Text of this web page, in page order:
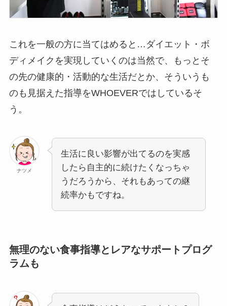
これを一般の方に当てはめると…ダイエット・ボ
ディメイクを実現していくのは当然で、もっとそ
の先の健康的・活動的な生活だとか、そういうも
のも見据えた指導をWHOEVERではしているそ
う。
ナツメ
生活に良い影響が出てるのを実感
したら自主的に続けたくなっちゃ
うだろうから、それもあっての継
続率かもですね。
無理のない食事指導とレアなサポートプログ
ラムも